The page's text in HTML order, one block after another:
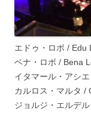
エドゥ・ロボ / Edu
ベナ・ロボ / Bena
イタマール・アシ
カルロス・マルタ /
ジョルジ・エルデ